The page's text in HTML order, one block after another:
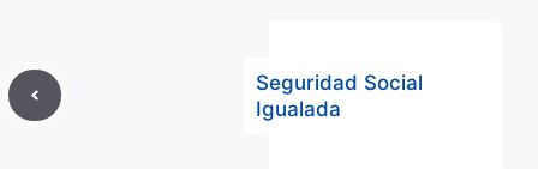
Seguridad Social
Igualada